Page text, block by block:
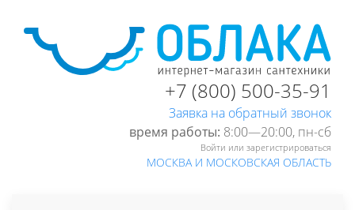
+7 (800) 500-35-91
Заявка на обратный звонок
время работы: 8:00—20:00, пн-cб
Войти или зарегистрироваться
МОСКВА И МОСКОВСКАЯ ОБЛАСТЬ